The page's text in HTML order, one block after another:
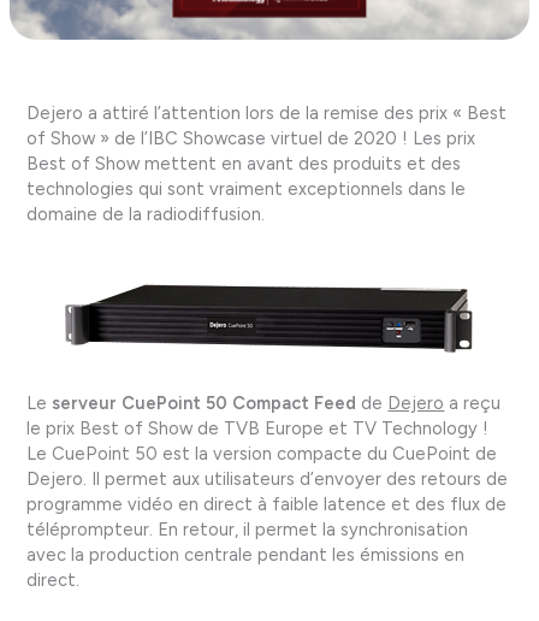
Dejero a attiré l’attention lors de la remise des prix « Best
of Show » de l’IBC Showcase virtuel de 2020 ! Les prix
Best of Show mettent en avant des produits et des
technologies qui sont vraiment exceptionnels dans le
domaine de la radiodiffusion.
Le serveur CuePoint 50 Compact Feed de Dejero a reçu
le prix Best of Show de TVB Europe et TV Technology !
Le CuePoint 50 est la version compacte du CuePoint de
Dejero. Il permet aux utilisateurs d’envoyer des retours de
programme vidéo en direct à faible latence et des flux de
téléprompteur. En retour, il permet la synchronisation
avec la production centrale pendant les émissions en
direct.